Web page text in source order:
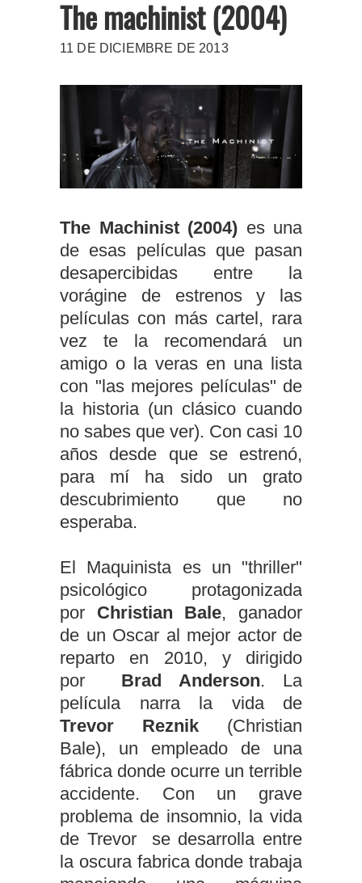
The machinist (2004)
11 DE DICIEMBRE DE 2013
The Machinist (2004) es una
de esas películas que pasan
desapercibidas entre la
vorágine de estrenos y las
películas con más cartel, rara
vez te la recomendará un
amigo o la veras en una lista
con "las mejores películas" de
la historia (un clásico cuando
no sabes que ver). Con casi 10
años desde que se estrenó,
para mí ha sido un grato
descubrimiento que no
esperaba.
El Maquinista es un "thriller"
psicológico protagonizada
por Christian Bale, ganador
de un Oscar al mejor actor de
reparto en 2010, y dirigido
por Brad Anderson. La
película narra la vida de
Trevor Reznik (Christian
Bale), un empleado de una
fábrica donde ocurre un terrible
accidente. Con un grave
problema de insomnio, la vida
de Trevor se desarrolla entre
la oscura fabrica donde trabaja